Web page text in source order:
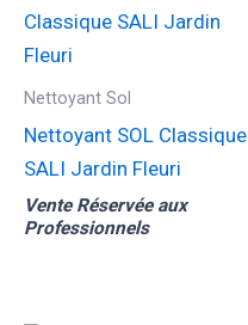
Nettoyant Sol
Nettoyant SOL Classique
SALI Jardin Fleuri
Vente Réservée aux
Professionnels